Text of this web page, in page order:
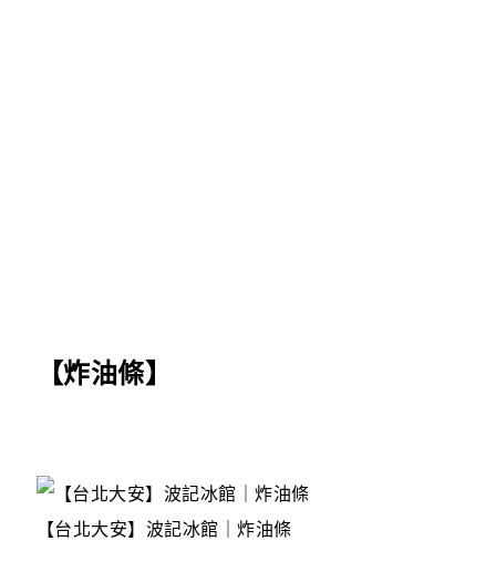
【炸油條】
【台北大安】波記冰館｜炸油條